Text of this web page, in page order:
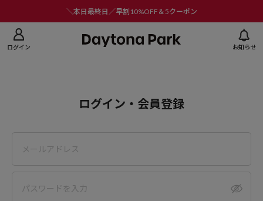
＼本日最終日／早割10%OFF＆5クーポン
ログイン お知らせ
ログイン・会員登録